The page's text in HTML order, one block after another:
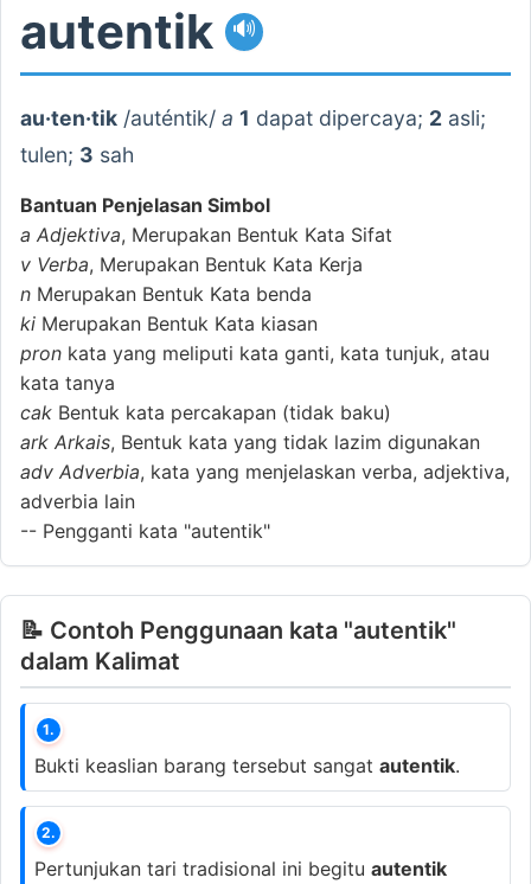
autentik 🔊
au·ten·tik /auténtik/ a 1 dapat dipercaya; 2 asli;
tulen; 3 sah
Bantuan Penjelasan Simbol
a Adjektiva, Merupakan Bentuk Kata Sifat
v Verba, Merupakan Bentuk Kata Kerja
n Merupakan Bentuk Kata benda
ki Merupakan Bentuk Kata kiasan
pron kata yang meliputi kata ganti, kata tunjuk, atau
kata tanya
cak Bentuk kata percakapan (tidak baku)
ark Arkais, Bentuk kata yang tidak lazim digunakan
adv Adverbia, kata yang menjelaskan verba, adjektiva,
adverbia lain
-- Pengganti kata "autentik"
📝 Contoh Penggunaan kata "autentik"
dalam Kalimat
1.
Bukti keaslian barang tersebut sangat autentik.
2.
Pertunjukan tari tradisional ini begitu autentik